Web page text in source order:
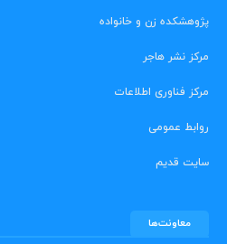
پژوهشکده زن و خانواده
مرکز نشر هاجر
مرکز فناوری اطلاعات
روابط عمومی
سایت قدیم
معاونت‌ها